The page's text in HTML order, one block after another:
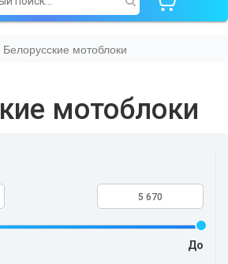
Белорусские мотоблоки
мотоблоки
До